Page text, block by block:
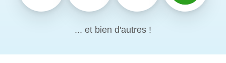
... et bien d'autres !